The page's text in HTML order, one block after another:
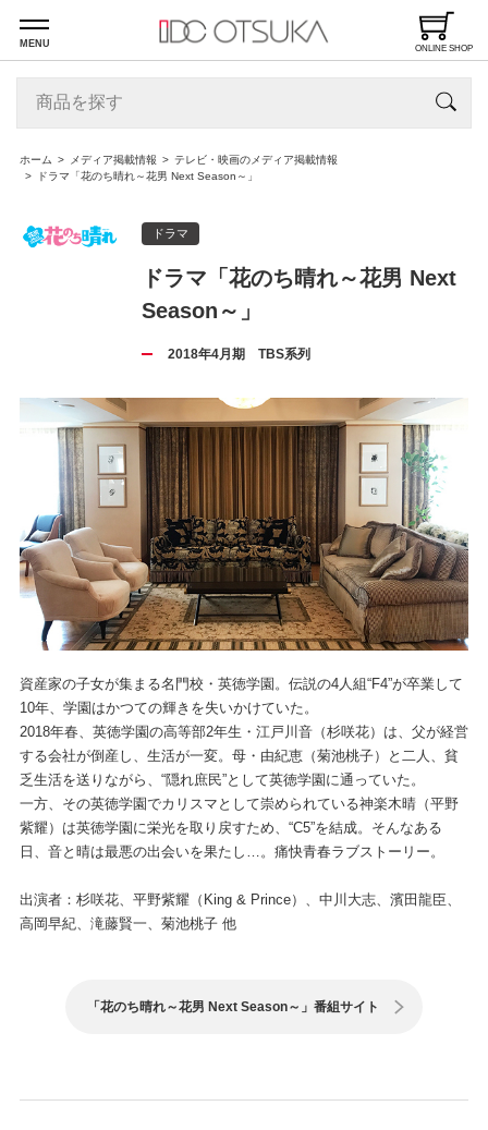
MENU ONLINE SHOP
ホーム メディア掲載情報
テレビ・映画のメディア掲載情報
ドラマ「花のち晴れ～花男 Next Season～」
ドラマ
ドラマ「花のち晴れ～花男 Next
Season～」
2018年4月期 TBS系列
資産家の子女が集まる名門校・英徳学園。伝説の4人組“F4”が卒業して
10年、学園はかつての輝きを失いかけていた。
2018年春、英徳学園の高等部2年生・江戸川音（杉咲花）は、父が経営
する会社が倒産し、生活が一変。母・由紀恵（菊池桃子）と二人、貧
乏生活を送りながら、“隠れ庶民”として英徳学園に通っていた。
一方、その英徳学園でカリスマとして崇められている神楽木晴（平野
紫耀）は英徳学園に栄光を取り戻すため、“C5”を結成。そんなある
日、音と晴は最悪の出会いを果たし…。痛快青春ラブストーリー。
出演者：杉咲花、平野紫耀（King & Prince）、中川大志、濱田龍臣、
高岡早紀、滝藤賢一、菊池桃子 他
「花のち晴れ～花男 Next Season～」番組サイト